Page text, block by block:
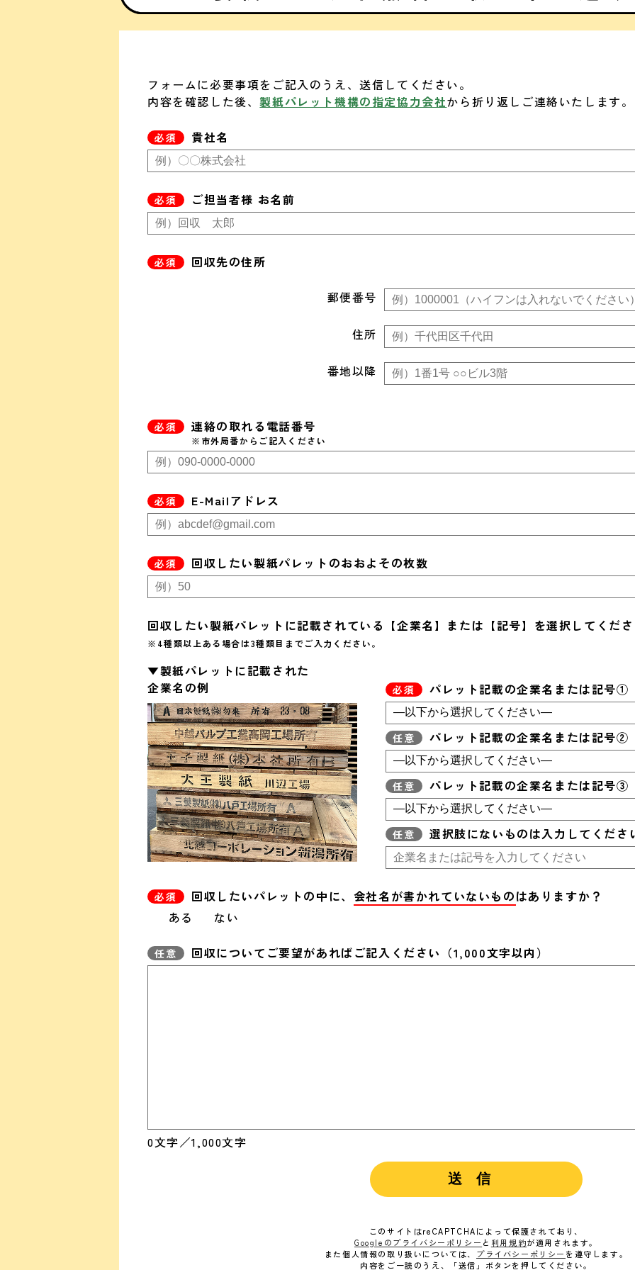
フォームに必要事項をご記入のうえ、送信してください。
内容を確認した後、製紙パレット機構の指定協力会社から折り返しご連絡いたします。
貴社名
ご担当者様 お名前
回収先の住所
郵便番号
住所
番地以降
連絡の取れる電話番号
※市外局番からご記入ください
E-Mailアドレス
回収したい製紙パレットのおおよその枚数
回収したい製紙パレットに記載されている【企業名】または【記号】を選択してくだ
※4種類以上ある場合は3種類目までご入力ください。
▼製紙パレットに記載された
企業名の例
パレット記載の企業名または記号①
パレット記載の企業名または記号②
パレット記載の企業名または記号③
選択肢にないものは入力してくださ
回収したいパレットの中に、 会社名が書かれていないものはありますか？
ある
ない
回収についてご要望があればご記入ください（1,000文字以内）
0文字／1,000文字
このサイトはreCAPTCHAによって保護されており、
Googleのプライバシーポリシー と 利用規約が適用されます。
また個人情報の取り扱いについては、 プライバシーポリシー を遵守します。
内容をご一読のうえ、「送信」ボタンを押してください。